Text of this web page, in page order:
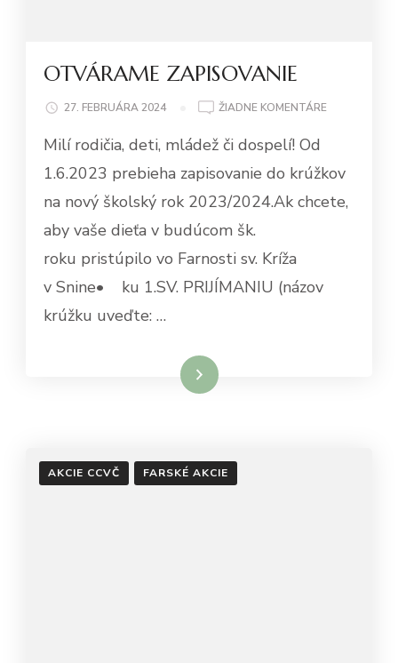
OTVÁRAME ZAPISOVANIE
27. FEBRUÁRA 2024 ŽIADNE KOMENTÁRENA
Milí rodičia, deti, mládež či dospelí! Od
1.6.2023 prebieha zapisovanie do krúžkov
na nový školský rok 2023/2024.Ak chcete,
aby vaše dieťa v budúcom šk.
roku pristúpilo vo Farnosti sv. Kríža
v Snine• ku 1.SV. PRIJÍMANIU (názov
krúžku uveďte: …
Čítať viac
AKCIE CCVČ FARSKÉ AKCIE